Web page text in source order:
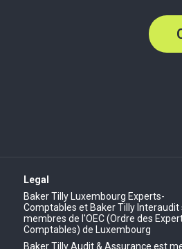
Legal
Baker Tilly Luxembourg Experts-
Comptables et Baker Tilly Interaudit
membres de l'OEC (Ordre des
Comptables) de Luxembourg
Baker Tilly Audit & Assurance est